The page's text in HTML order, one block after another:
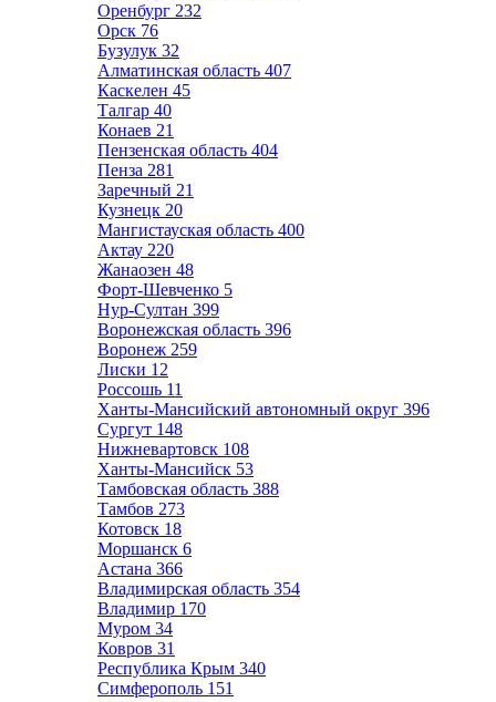
Оренбург 232
Орск 76
Бузулук 32
Алматинская область 407
Каскелен 45
Талгар 40
Конаев 21
Пензенская область 404
Пенза 281
Заречный 21
Кузнецк 20
Мангистауская область 400
Актау 220
Жанаозен 48
Форт-Шевченко 5
Нур-Султан 399
Воронежская область 396
Воронеж 259
Лиски 12
Россошь 11
Ханты-Мансийский автономный округ 396
Сургут 148
Нижневартовск 108
Ханты-Мансийск 53
Тамбовская область 388
Тамбов 273
Котовск 18
Моршанск 6
Астана 366
Владимирская область 354
Владимир 170
Муром 34
Ковров 31
Республика Крым 340
Симферополь 151